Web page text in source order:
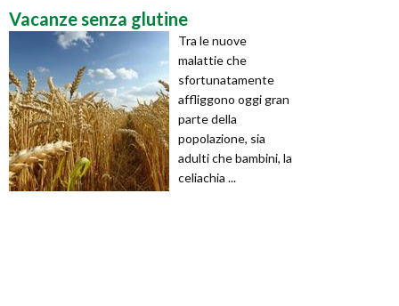
Vacanze senza glutine
Tra le nuove
malattie che
sfortunatamente
affliggono oggi gran
parte della
popolazione, sia
adulti che bambini, la
celiachia ...